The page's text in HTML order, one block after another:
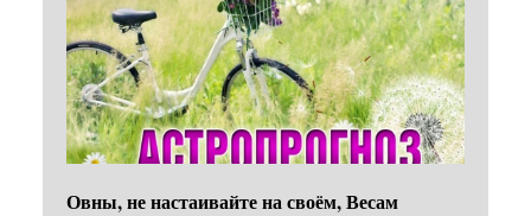
Овны, не настаивайте на своём, Весам